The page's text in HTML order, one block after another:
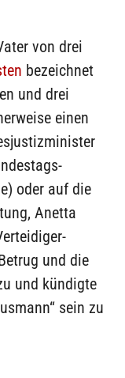
von drei
bezeichnet
und drei
einen
oder auf die
Anetta
und die
und kündigte
sein zu